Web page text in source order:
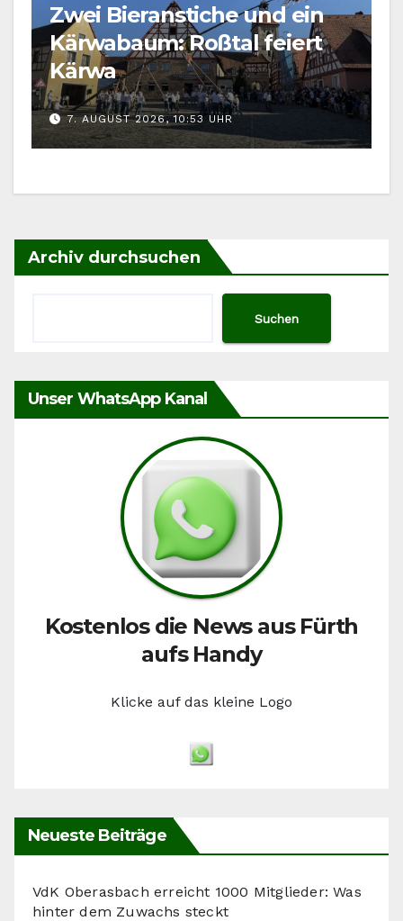
Zwei Bieranstiche und ein
Kärwabaum: Roßtal feiert
Kärwa
7. AUGUST 2026, 10:53 UHR
Archiv durchsuchen
Suchen
Unser WhatsApp Kanal
Kostenlos die News aus Fürth
aufs Handy
Klicke auf das kleine Logo
Neueste Beiträge
VdK Oberasbach erreicht 1000 Mitglieder: Was
hinter dem Zuwachs steckt